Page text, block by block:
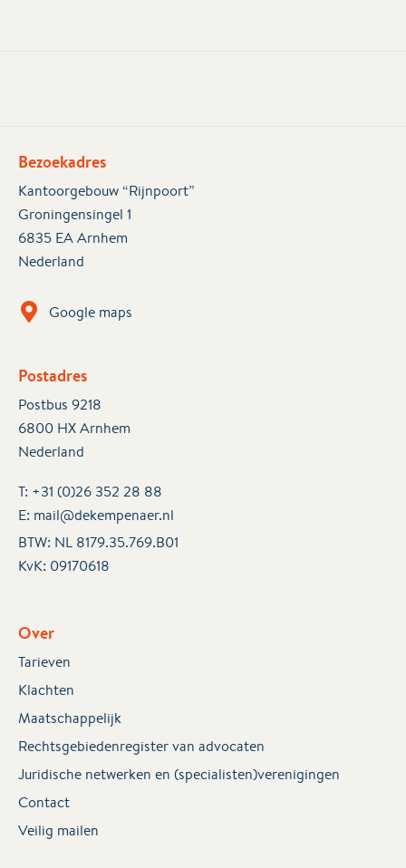
Bezoekadres
Kantoorgebouw “Rijnpoort”
Groningensingel 1
6835 EA Arnhem
Nederland
Google maps
Postadres
Postbus 9218
6800 HX Arnhem
Nederland
T: +31 (0)26 352 28 88
E: mail@dekempenaer.nl
BTW: NL 8179.35.769.B01
KvK: 09170618
Over
Tarieven
Klachten
Maatschappelijk
Rechtsgebiedenregister van advocaten
Juridische netwerken en (specialisten)verenigingen
Contact
Veilig mailen